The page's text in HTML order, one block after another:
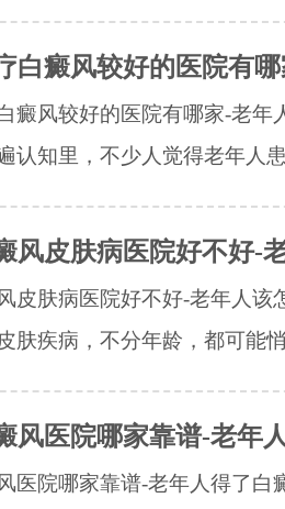
白癜风较好的医院有
癜风较好的医院有哪家-老年
认知里，不少人觉得老年人
风皮肤病医院好不好-
皮肤病医院好不好-老年人该
肤疾病，不分年龄，都可能
风医院哪家靠谱-老年
医院哪家靠谱-老年人得了白